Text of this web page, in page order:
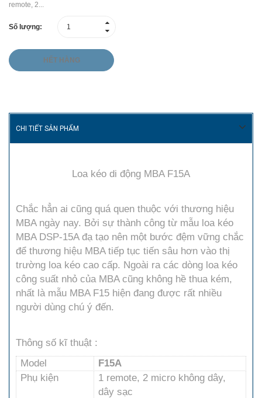
remote, 2...
Số lượng:
HẾT HÀNG
CHI TIẾT SẢN PHẨM
Loa kéo di động MBA F15A
Chắc hẳn ai cũng quá quen thuộc với thương hiệu
MBA ngày nay. Bởi sự thành công từ mẫu loa kéo
MBA DSP-15A đạ tạo nên một bước đệm vững chắc
để thương hiệu MBA tiếp tục tiến sâu hơn vào thị
trường loa kéo cao cấp. Ngoài ra các dòng loa kéo
công suất nhỏ của MBA cũng không hề thua kém,
nhất là mẫu MBA F15 hiện đang được rất nhiều
người dùng chú ý đến.
Thông số kĩ thuật :
Model
F15A
Phụ kiện
1 remote, 2 micro không dây,
dây sạc